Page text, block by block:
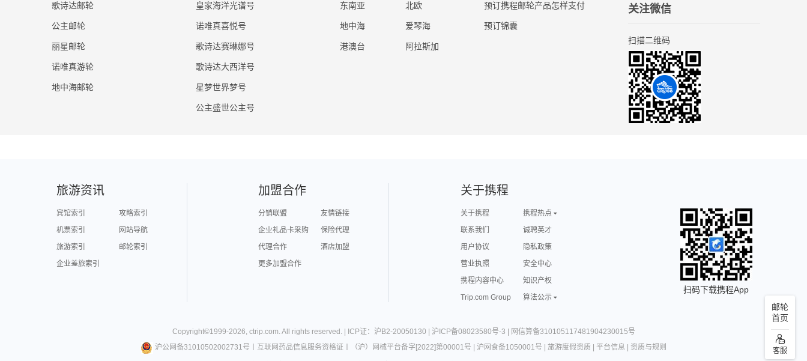
歌诗达邮轮
公主邮轮
丽星邮轮
诺唯真游轮
地中海邮轮
皇家海洋光谱号
诺唯真喜悦号
歌诗达赛琳娜号
歌诗达大西洋号
星梦世界梦号
公主盛世公主号
东南亚 北欧
地中海 爱琴海
港澳台 阿拉斯加
预订携程邮轮产品怎样支付
预订锦囊
关注微信
扫描二维码
邮轮
首页
客服
旅游资讯
宾馆索引
攻略索引
机票索引
网站导航
旅游索引
邮轮索引
企业差旅索引
加盟合作
分销联盟
友情链接
企业礼品卡采购
保险代理
代理合作
酒店加盟
更多加盟合作
关于携程
关于携程
携程热点
联系我们
诚聘英才
用户协议
隐私政策
营业执照
安全中心
携程内容中心
知识产权
Trip.com Group
算法公示
扫码下载携程App
Copyright©1999-2026, ctrip.com. All rights reserved. | ICP证：沪B2-20050130 沪ICP备08023580号-3
网信算备310105117481904230015号
沪公网备31010502002731号
互联网药品信息服务资格证 （沪）网械平台备字[2022]第00001号 沪网食备1050001号 旅游度假资质| 平台信息 资质与规则